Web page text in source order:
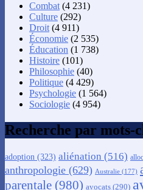
Combat (4 231)
Culture (292)
Droit (4 911)
Économie (2 535)
Éducation (1 738)
Histoire (101)
Philosophie (40)
Politique (4 429)
Psychologie (1 564)
Sociologie (4 954)
Recherche par mots-
adoption (323) aliénation (516)
anthropologie (629) Australie (177)
parentale (980) avocats (290)